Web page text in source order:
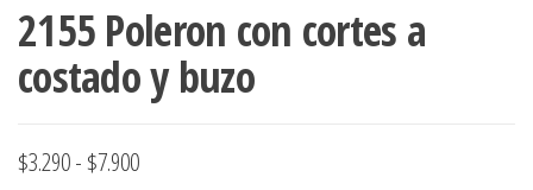
Chile.
2155 Poleron con cortes a
costado y buzo
$3.290- $7.900Rango